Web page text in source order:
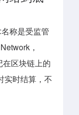
称是受监管
，
区块链上的
实时结算，不